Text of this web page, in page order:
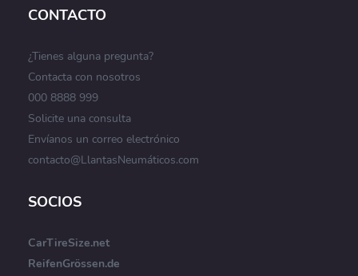
CONTACTO
¿Tienes alguna pregunta?
Contacta con nosotros
000 8888 999
Solicite una consulta
Envíanos un correo electrónico
contacto@LlantasNeumáticos.com
SOCIOS
CarTireSize.net
ReifenGrössen.de